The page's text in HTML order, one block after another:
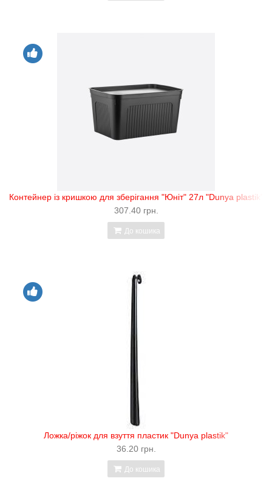
Контейнер із кришкою для зберігання "Юніт" 27л "Dunya plastik"
307.40 грн.
До кошика
Ложка/ріжок для взуття пластик "Dunya plastik"
36.20 грн.
До кошика